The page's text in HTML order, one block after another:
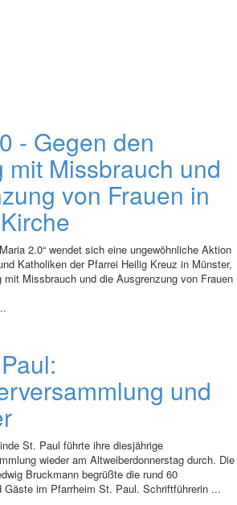
- Gegen den
mit Missbrauch und
von Frauen in
2.0“ wendet sich eine ungewöhnliche Aktion
Katholiken der Pfarrei Heilig Kreuz in Münster,
mit Missbrauch und die Ausgrenzung von Frauen
und
St. Paul führte ihre diesjährige
wieder am Altweiberdonnerstag durch. Die
Bruckmann begrüßte die rund 60
Gäste im Pfarrheim St. Paul. Schriftführerin ...